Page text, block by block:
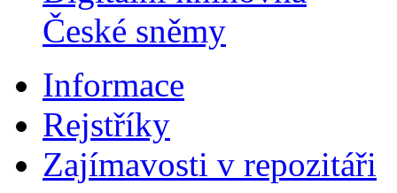
České sněmy
Informace
Rejstříky
Zajímavosti v repozitáři